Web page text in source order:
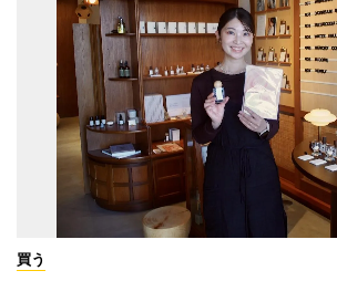
買う